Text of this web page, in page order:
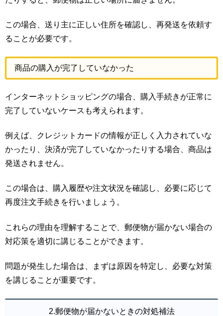
この場合、送り主に正しい住所を確認し、再発送を依頼す
ることが必要です。
商品の購入が完了していなかった
インターネットショッピングの場合、購入手続きが正常に
完了していないケースも考えられます。
例えば、クレジットカードの情報が正しく入力されていな
かったり、決済が完了していなかったりする場合、商品は
発送されません。
この場合は、購入履歴や注文状況を確認し、必要に応じて
再度注文手続きを行いましょう。
これらの理由を理解することで、郵便物が届かない場合の
対応策を適切に講じることができます。
問題が発生した場合は、まずは原因を特定し、必要な対策
を講じることが重要です。
2.郵便物が届かないときの対処補法